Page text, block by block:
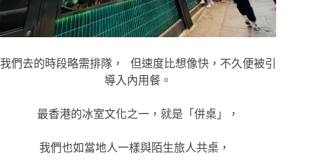
我們去的時段略需排隊， 但速度比想像快，不久便被引
導入內用餐。
最香港的冰室文化之一，就是「併桌」，
我們也如當地人一樣與陌生旅人共桌，